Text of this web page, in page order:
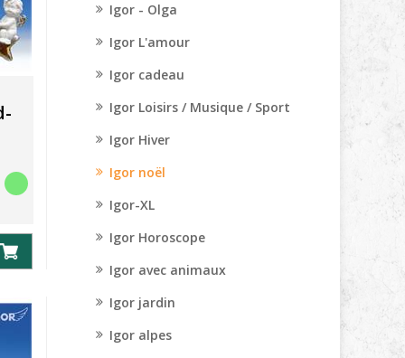
Igor - Olga
Igor L'amour
Igor cadeau
Igor Loisirs / Musique / Sport
Igor Hiver
Igor noël
Igor-XL
Igor Horoscope
Igor avec animaux
Igor jardin
Igor alpes